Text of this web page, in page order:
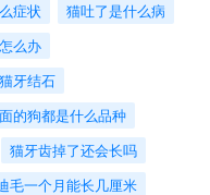
症状
猫吐了是什么病
么办
牙结石
的狗都是什么品种
猫牙齿掉了还会长吗
毛一个月能长几厘米